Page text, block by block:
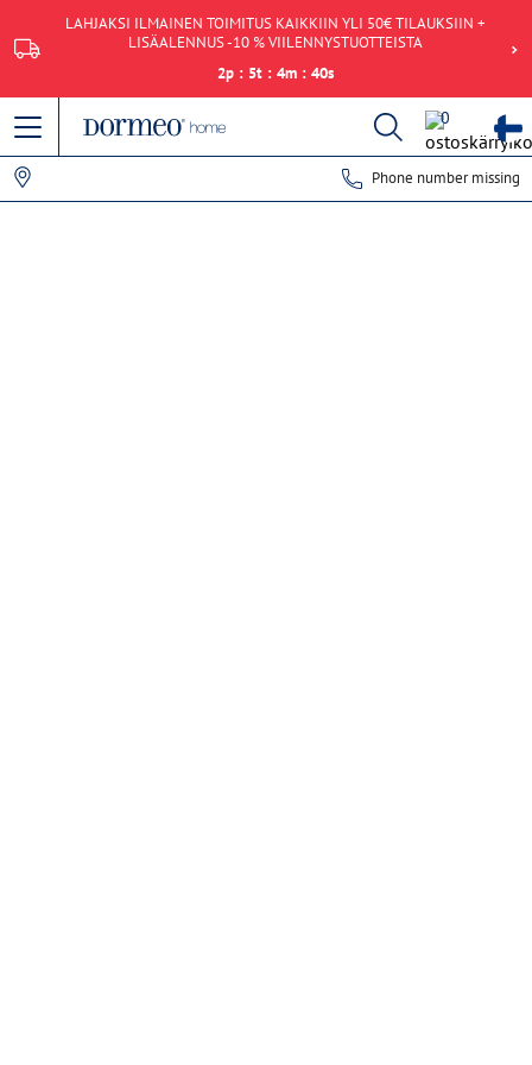
LAHJAKSI ILMAINEN TOIMITUS KAIKKIIN YLI 50€ TILAUKSIIN +
LISÄALENNUS -10 % VIILENNYSTUOTTEISTA
2p : 5t : 4m : 40s
0
Phone number missing